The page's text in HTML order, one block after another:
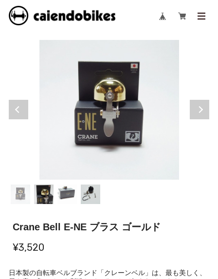
Crane Bell E-NE ブラス ゴールド
¥3,520
日本製の自転車ベルブランド「クレーンベル」は、最も美しく、